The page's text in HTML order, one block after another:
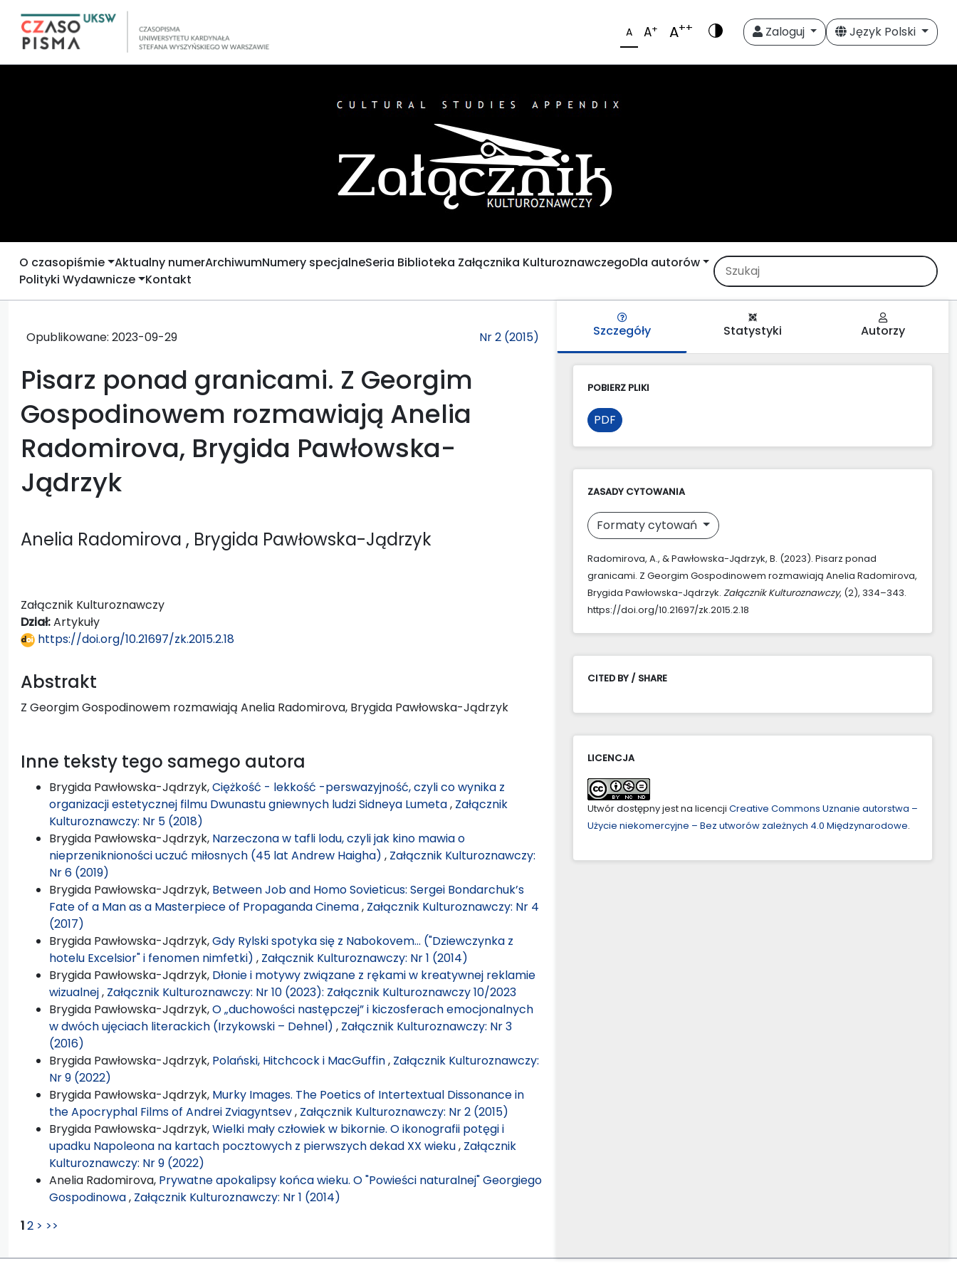
A A+ A++ Zaloguj Język Polski
O czasopiśmie Aktualny numerArchiwumNumery specjalneSeria Biblioteka Załącznika KulturoznawczegoDla autorów
Polityki Wydawnicze Kontakt
Opublikowane: 2023-09-29 Nr 2 (2015)
Pisarz ponad granicami. Z Georgim
Gospodinowem rozmawiają Anelia
Radomirova, Brygida Pawłowska-
Jądrzyk
Anelia Radomirova , Brygida Pawłowska-Jądrzyk
Załącznik Kulturoznawczy
Dział:Artykuły
https://doi.org/10.21697/zk.2015.2.18
Abstrakt
Z Georgim Gospodinowem rozmawiają Anelia Radomirova, Brygida Pawłowska-Jądrzyk
Inne teksty tego samego autora
Brygida Pawłowska-Jądrzyk,Ciężkość - lekkość -perswazyjność, czyli co wynika z
organizacji estetycznej filmu Dwunastu gniewnych ludzi Sidneya Lumeta, Załącznik
Kulturoznawczy: Nr 5 (2018)
Brygida Pawłowska-Jądrzyk, Narzeczona w tafli lodu, czyli jak kino mawia o
nieprzeniknioności uczuć miłosnych (45 lat Andrew Haigha) , Załącznik Kulturoznawczy:
Nr 6 (2019)
Brygida Pawłowska-Jądrzyk, Between Job and Homo Sovieticus: Sergei Bondarchuk’s
Fate of a Man as a Masterpiece of Propaganda Cinema, Załącznik Kulturoznawczy: Nr 4
(2017)
Brygida Pawłowska-Jądrzyk,Gdy Rylski spotyka się z Nabokovem… ("Dziewczynka z
hotelu Excelsior" i fenomen nimfetki) , Załącznik Kulturoznawczy: Nr 1 (2014)
Brygida Pawłowska-Jądrzyk, Dłonie i motywy związane z rękami w kreatywnej reklamie
wizualnej, Załącznik Kulturoznawczy: Nr 10 (2023): Załącznik Kulturoznawczy 10/2023
Brygida Pawłowska-Jądrzyk,O „duchowości następczej” i kiczosferach emocjonalnych
w dwóch ujęciach literackich (Irzykowski – Dehnel) , Załącznik Kulturoznawczy: Nr 3
(2016)
Brygida Pawłowska-Jądrzyk, Polański, Hitchcock i MacGuffin, Załącznik Kulturoznawczy:
Nr 9 (2022)
Brygida Pawłowska-Jądrzyk, Murky Images. The Poetics of Intertextual Dissonance in
the Apocryphal Films of Andrei Zviagyntsev, Załącznik Kulturoznawczy: Nr 2 (2015)
Brygida Pawłowska-Jądrzyk,Wielki mały człowiek w bikornie. O ikonografii potęgi i
upadku Napoleona na kartach pocztowych z pierwszych dekad XX wieku, Załącznik
Kulturoznawczy: Nr 9 (2022)
Anelia Radomirova, Prywatne apokalipsy końca wieku. O "Powieści naturalnej" Georgiego
Gospodinowa, Załącznik Kulturoznawczy: Nr 1 (2014)
12 > >>
Szczegóły Statystyki Autorzy
POBIERZ PLIKI
PDF
ZASADY CYTOWANIA
Formaty cytowań
Radomirova, A., & Pawłowska-Jądrzyk, B. (2023). Pisarz ponad
granicami. Z Georgim Gospodinowem rozmawiają Anelia Radomirova,
Brygida Pawłowska-Jądrzyk. Załącznik Kulturoznawczy, (2), 334–343.
https://doi.org/10.21697/zk.2015.2.18
CITED BY / SHARE
LICENCJA
Utwór dostępny jest na licencji Creative Commons Uznanie autorstwa –
Użycie niekomercyjne – Bez utworów zależnych 4.0 Międzynarodowe.